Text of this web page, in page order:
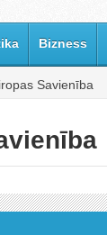
Bizness
Savienība